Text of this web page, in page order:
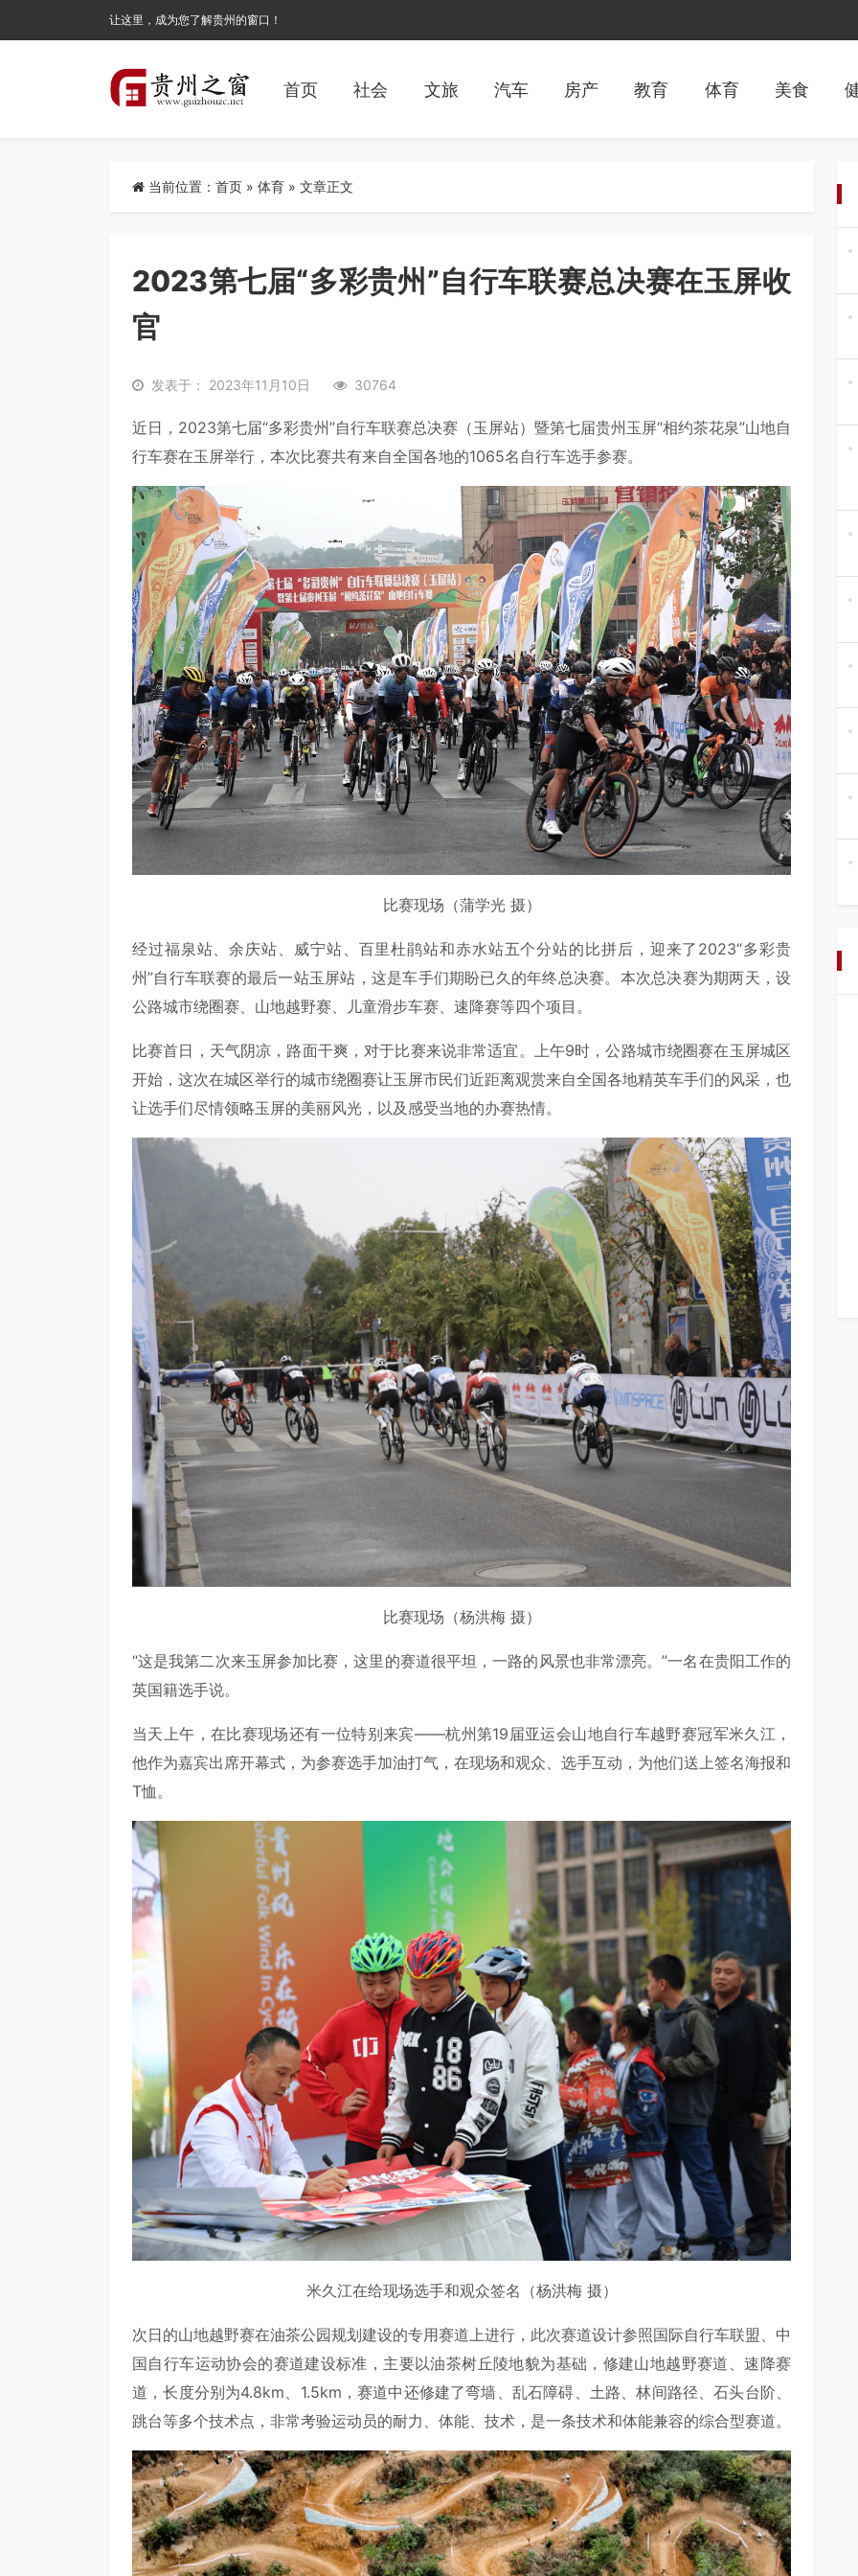
让这里，成为您了解贵州的窗口！
首页 社会 文旅 汽车 房产 教育 体育 美食
当前位置： 首页 » 体育 » 文章正文
2023第七届“多彩贵州”自行车联赛总决赛在玉屏收
官
发表于： 2023年11月10日 30764
近日，2023第七届“多彩贵州”自行车联赛总决赛（玉屏站）暨第七届贵州玉屏“相约茶花泉”山地自
行车赛在玉屏举行，本次比赛共有来自全国各地的1065名自行车选手参赛。
比赛现场（蒲学光 摄）
经过福泉站、余庆站、威宁站、百里杜鹃站和赤水站五个分站的比拼后，迎来了2023“多彩贵
州”自行车联赛的最后一站玉屏站，这是车手们期盼已久的年终总决赛。本次总决赛为期两天，设
公路城市绕圈赛、山地越野赛、儿童滑步车赛、速降赛等四个项目。
比赛首日，天气阴凉，路面干爽，对于比赛来说非常适宜。上午9时，公路城市绕圈赛在玉屏城区
开始，这次在城区举行的城市绕圈赛让玉屏市民们近距离观赏来自全国各地精英车手们的风采，也
让选手们尽情领略玉屏的美丽风光，以及感受当地的办赛热情。
比赛现场（杨洪梅 摄）
“这是我第二次来玉屏参加比赛，这里的赛道很平坦，一路的风景也非常漂亮。”一名在贵阳工作的
英国籍选手说。
当天上午，在比赛现场还有一位特别来宾——杭州第19届亚运会山地自行车越野赛冠军米久江，
他作为嘉宾出席开幕式，为参赛选手加油打气，在现场和观众、选手互动，为他们送上签名海报和
T恤。
米久江在给现场选手和观众签名（杨洪梅 摄）
次日的山地越野赛在油茶公园规划建设的专用赛道上进行，此次赛道设计参照国际自行车联盟、中
国自行车运动协会的赛道建设标准，主要以油茶树丘陵地貌为基础，修建山地越野赛道、速降赛
道，长度分别为4.8km、1.5km，赛道中还修建了弯墙、乱石障碍、土路、林间路径、石头台阶、
跳台等多个技术点，非常考验运动员的耐力、体能、技术，是一条技术和体能兼容的综合型赛道。